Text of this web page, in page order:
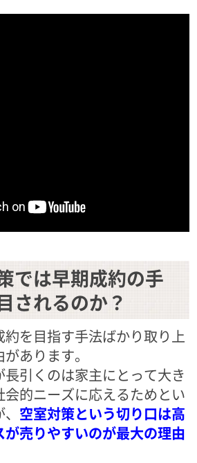
では早期成約の手
されるのか？
を目指す手法ばかり取り上
あります。
引くのは家主にとって大き
会的ニーズに応えるためとい
空室対策という切り口は高
売りやすいのが最大の理由